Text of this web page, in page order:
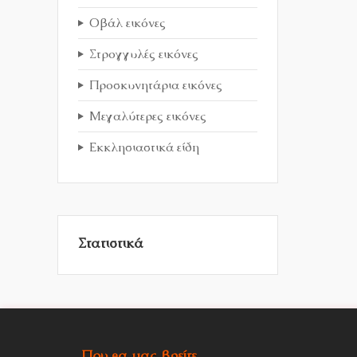
Οβάλ εικόνες
Στρογγυλές εικόνες
Προσκυνητάρια εικόνες
Μεγαλύτερες εικόνες
Εκκλησιαστικά είδη
Στατιστικά